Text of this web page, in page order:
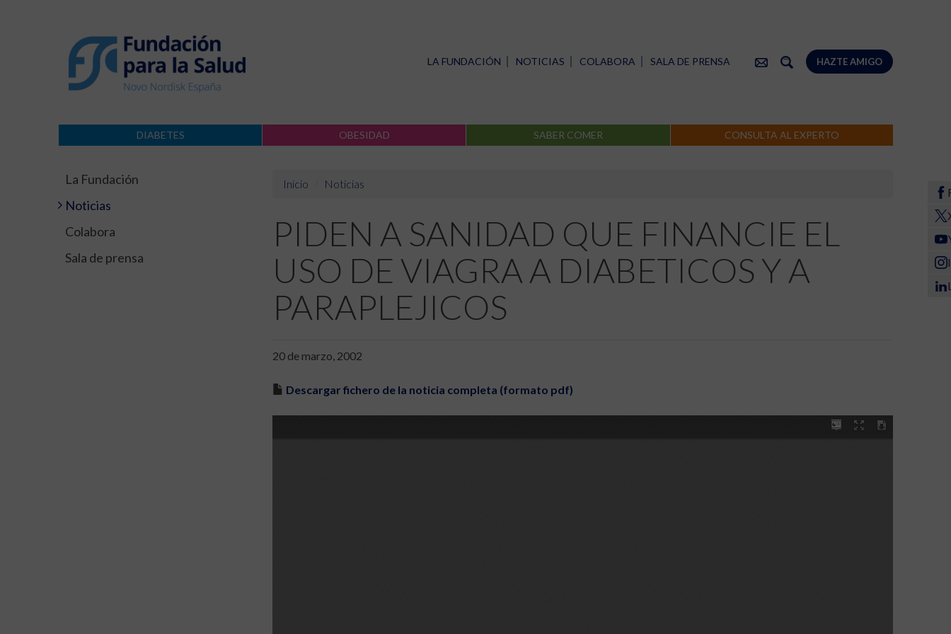
HAZTE AMIGO
LA FUNDACIÓN NOTICIAS COLABORA SALA DE PRENSA
DIABETES OBESIDAD SABER COMER CONSULTA AL EXPERTO
La Fundación
Noticias
Colabora
Sala de prensa
Inicio Noticias
PIDEN A SANIDAD QUE FINANCIE EL
USO DE VIAGRA A DIABETICOS Y A
PARAPLEJICOS
20 de marzo, 2002
Descargar fichero de la noticia completa (formato pdf)